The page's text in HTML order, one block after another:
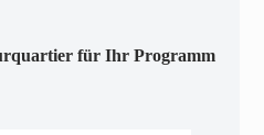
für Ihr Programm